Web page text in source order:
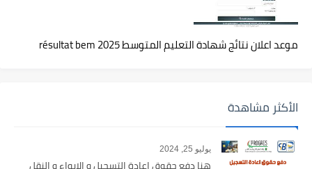
موعد اعلان نتائج شهادة التعليم المتوسط 2025 résultat bem
الأكثر مشاهدة
يوليو 25, 2024
هنا دفع حقوق اعادة التسجيل و الايواء و النقل